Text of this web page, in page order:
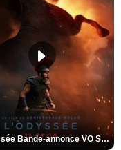
L'Odyssée Bande-annonce VO STFR